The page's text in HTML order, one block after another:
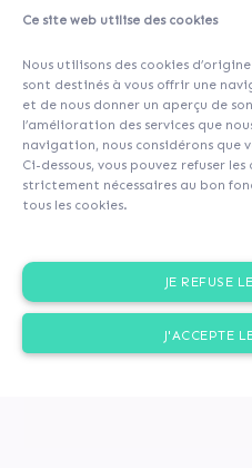
Ce site web utilise des cookies
Nous utilisons des cookies
sont destinés à vous offrir une
et de nous donner un aperçu de
l’amélioration des services que
navigation, nous considérons que
Ci-dessous, vous pouvez refuser
strictement nécessaires au bon
tous les cookies.
JE REFUSE
J'ACCEPTE